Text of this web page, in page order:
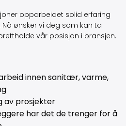
opparbeidet solid erfaring
ønsker vi deg som kan ta
vår posisjon i bransjen.
innen sanitær, varme,
av prosjekter
har det de trenger for å